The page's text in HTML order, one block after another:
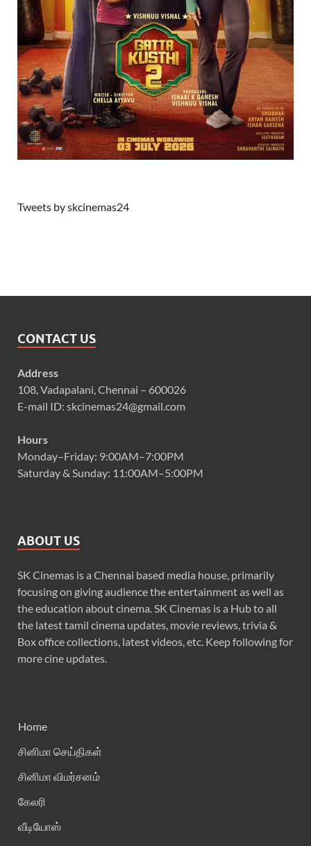
Tweets by skcinemas24
CONTACT US
Address
108, Vadapalani, Chennai – 600026
E-mail ID: skcinemas24@gmail.com
Hours
Monday–Friday: 9:00AM–7:00PM
Saturday & Sunday: 11:00AM–5:00PM
ABOUT US
SK Cinemas is a Chennai based media house, primarily
focusing on giving audience the entertainment as well as
the education about cinema. SK Cinemas is a Hub to all
the latest tamil cinema updates, movie reviews, trivia &
Box office collections, latest videos, etc. Keep following for
more cine updates.
Home
சினிமா செய்திகள்
சினிமா விமர்சனம்
கேலரி
வீடியோஸ்